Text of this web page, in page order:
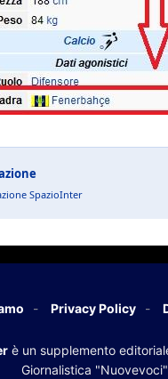
SpazioInter
Privacy Policy
è un supplemento
Giornalistica "Nuovevoci"